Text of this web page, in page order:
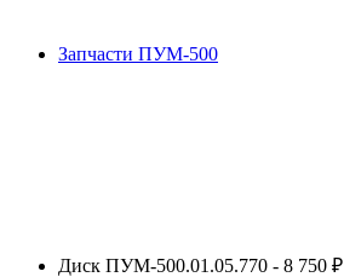
Запчасти ПУМ-500
Диск ПУМ-500.01.05.770 - 8 750 ₽